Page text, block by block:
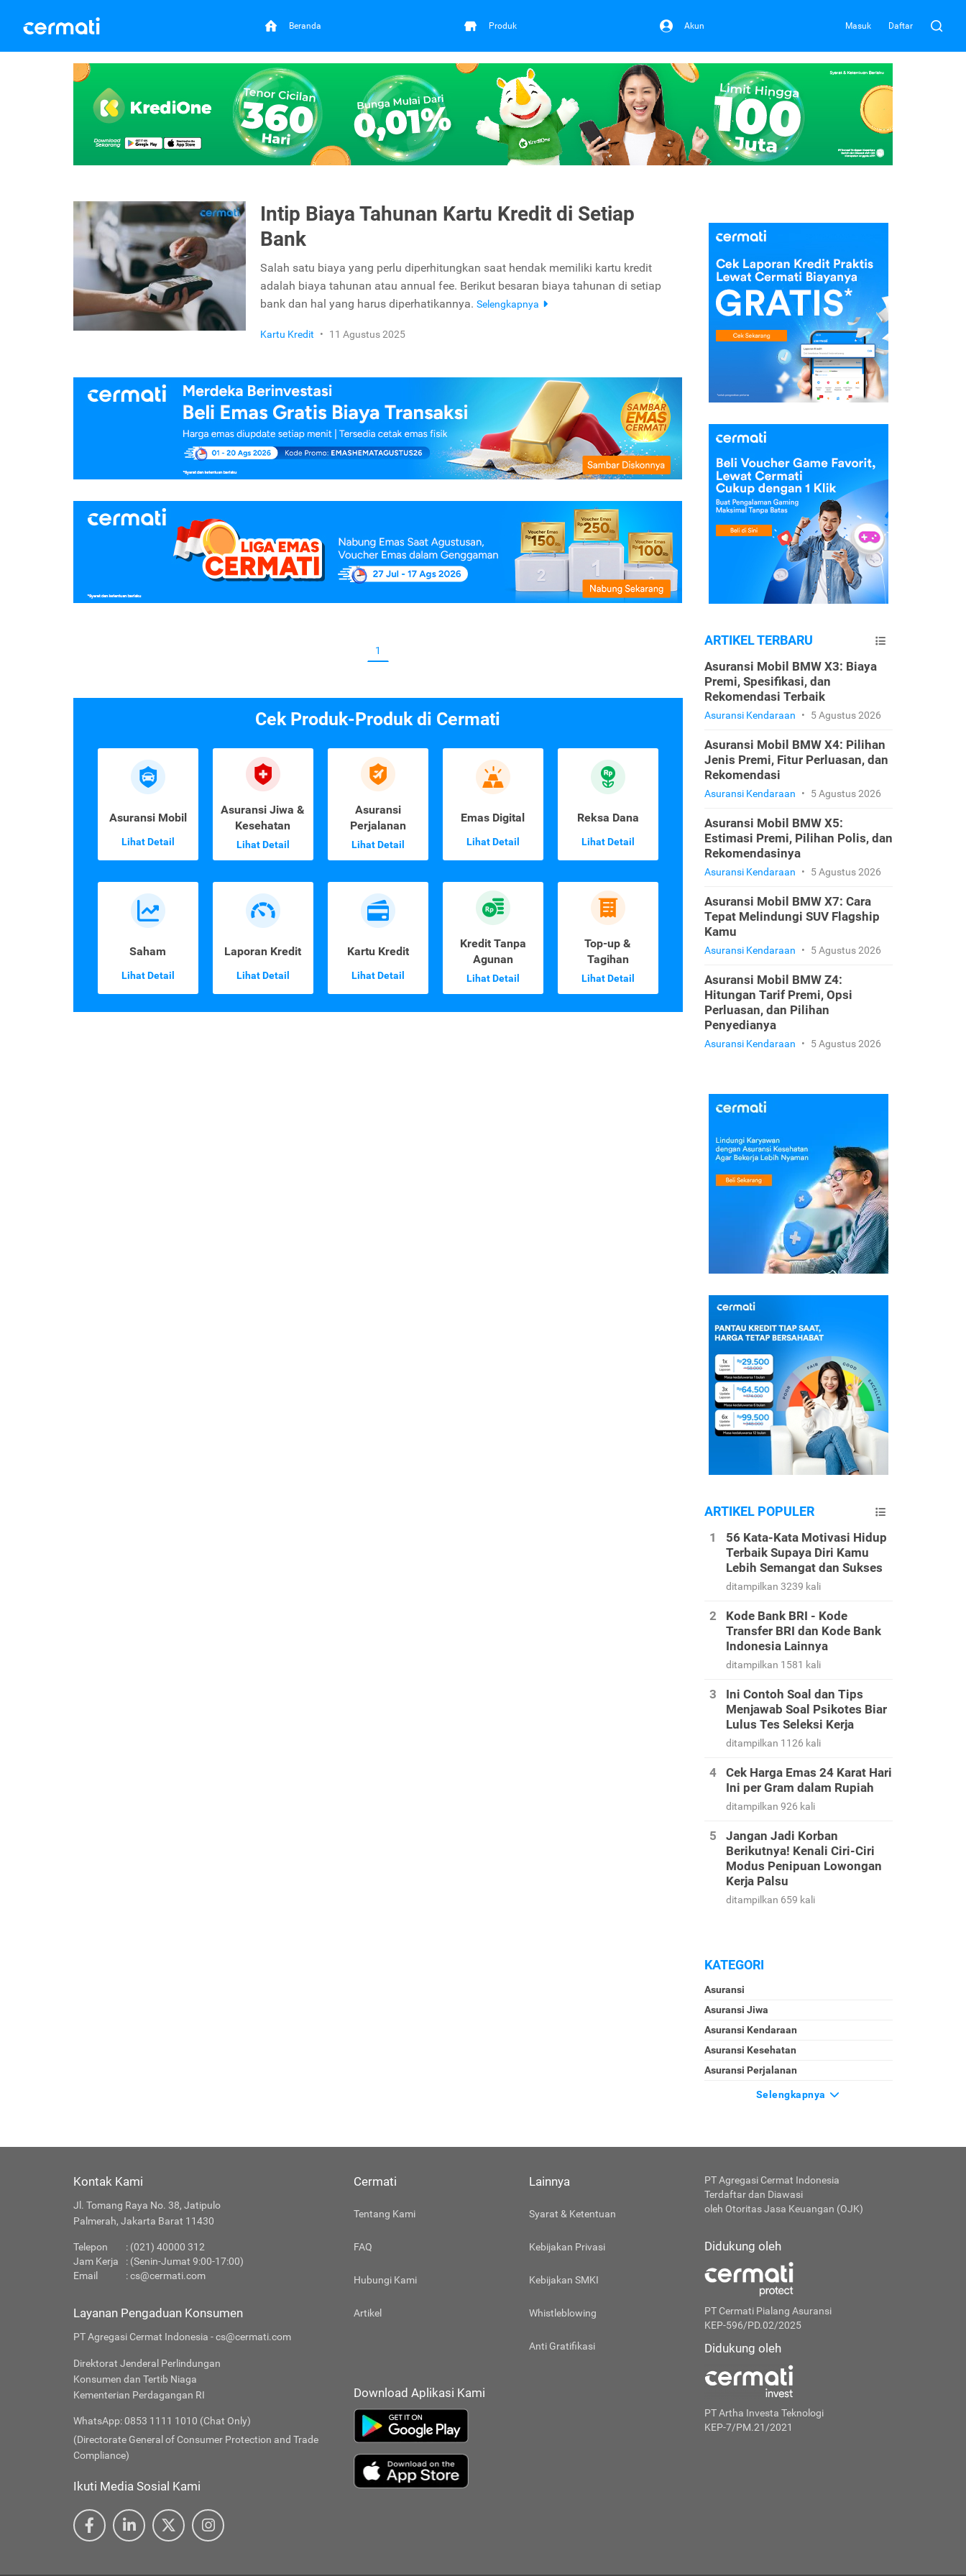
Beranda Produk Akun Masuk Daftar
Intip Biaya Tahunan Kartu Kredit di Setiap
Bank
Salah satu biaya yang perlu diperhitungkan saat hendak memiliki kartu kredit
adalah biaya tahunan atau annual fee. Berikut besaran biaya tahunan di setiap
bank dan hal yang harus diperhatikannya. Selengkapnya
Kartu Kredit • 11 Agustus 2025
1
Cek Produk-Produk di Cermati
Asuransi Mobil
Lihat Detail
Asuransi Jiwa &
Kesehatan
Lihat Detail
Asuransi
Perjalanan
Lihat Detail
Emas Digital
Lihat Detail
Reksa Dana
Lihat Detail
Saham
Lihat Detail
Laporan Kredit
Lihat Detail
Kartu Kredit
Lihat Detail
Kredit Tanpa
Agunan
Lihat Detail
Top-up &
Tagihan
Lihat Detail
ARTIKEL TERBARU
Asuransi Mobil BMW X3: Biaya
Premi, Spesifikasi, dan
Rekomendasi Terbaik
Asuransi Kendaraan • 5 Agustus 2026
Asuransi Mobil BMW X4: Pilihan
Jenis Premi, Fitur Perluasan, dan
Rekomendasi
Asuransi Kendaraan • 5 Agustus 2026
Asuransi Mobil BMW X5:
Estimasi Premi, Pilihan Polis, dan
Rekomendasinya
Asuransi Kendaraan • 5 Agustus 2026
Asuransi Mobil BMW X7: Cara
Tepat Melindungi SUV Flagship
Kamu
Asuransi Kendaraan • 5 Agustus 2026
Asuransi Mobil BMW Z4:
Hitungan Tarif Premi, Opsi
Perluasan, dan Pilihan
Penyedianya
Asuransi Kendaraan • 5 Agustus 2026
ARTIKEL POPULER
56 Kata-Kata Motivasi Hidup
Terbaik Supaya Diri Kamu
Lebih Semangat dan Sukses
ditampilkan 3239 kali
Kode Bank BRI - Kode
Transfer BRI dan Kode Bank
Indonesia Lainnya
ditampilkan 1581 kali
Ini Contoh Soal dan Tips
Menjawab Soal Psikotes Biar
Lulus Tes Seleksi Kerja
ditampilkan 1126 kali
Cek Harga Emas 24 Karat Hari
Ini per Gram dalam Rupiah
ditampilkan 926 kali
Jangan Jadi Korban
Berikutnya! Kenali Ciri-Ciri
Modus Penipuan Lowongan
Kerja Palsu
ditampilkan 659 kali
KATEGORI
Asuransi
Asuransi Jiwa
Asuransi Kendaraan
Asuransi Kesehatan
Asuransi Perjalanan
Selengkapnya
Kontak Kami
Jl. Tomang Raya No. 38, Jatipulo
Palmerah, Jakarta Barat 11430
Telepon
: (021) 40000 312
Jam Kerja
: (Senin-Jumat 9:00-17:00)
Email
:cs@cermati.com
Layanan Pengaduan Konsumen
PT Agregasi Cermat Indonesia - cs@cermati.com
Direktorat Jenderal Perlindungan
Konsumen dan Tertib Niaga
Kementerian Perdagangan RI
WhatsApp: 0853 1111 1010 (Chat Only)
(Directorate General of Consumer Protection and Trade
Compliance)
Ikuti Media Sosial Kami
Cermati
Tentang Kami
FAQ
Hubungi Kami
Artikel
Lainnya
Syarat & Ketentuan
Kebijakan Privasi
Kebijakan SMKI
Whistleblowing
Anti Gratifikasi
Download Aplikasi Kami
PT Agregasi Cermat Indonesia
Terdaftar dan Diawasi
oleh Otoritas Jasa Keuangan (OJK)
Didukung oleh
PT Cermati Pialang Asuransi
KEP-596/PD.02/2025
Didukung oleh
PT Artha Investa Teknologi
KEP-7/PM.21/2021